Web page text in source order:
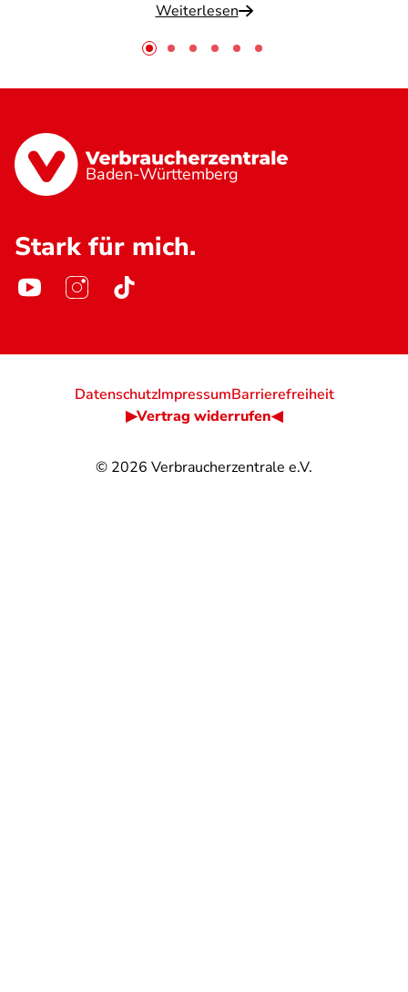
Weiterlesen
Baden-Württemberg
Stark für mich.
© 2026 Verbraucherzentrale e.V.
DatenschutzImpressumBarrierefreiheit
▶Vertrag widerrufen◀